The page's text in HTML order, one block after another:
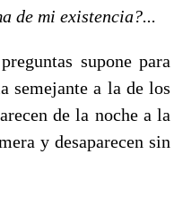
de mi existencia?...
supone para
semejante a la de los
de la noche a la
y desaparecen sin